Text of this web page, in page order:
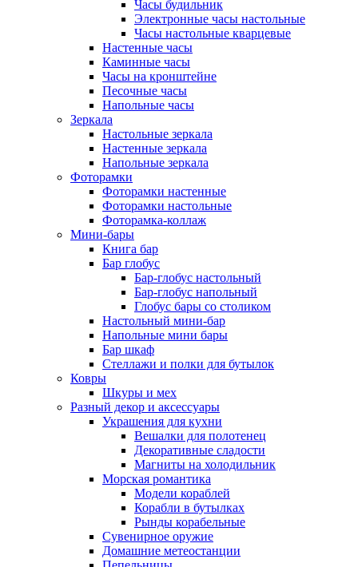
Часы будильник
Электронные часы настольные
Часы настольные кварцевые
Настенные часы
Каминные часы
Часы на кронштейне
Песочные часы
Напольные часы
Зеркала
Настольные зеркала
Настенные зеркала
Напольные зеркала
Фоторамки
Фоторамки настенные
Фоторамки настольные
Фоторамка-коллаж
Мини-бары
Книга бар
Бар глобус
Бар-глобус настольный
Бар-глобус напольный
Глобус бары со столиком
Настольный мини-бар
Напольные мини бары
Бар шкаф
Стеллажи и полки для бутылок
Ковры
Шкуры и мех
Разный декор и аксессуары
Украшения для кухни
Вешалки для полотенец
Декоративные сладости
Магниты на холодильник
Морская романтика
Модели кораблей
Корабли в бутылках
Рынды корабельные
Сувенирное оружие
Домашние метеостанции